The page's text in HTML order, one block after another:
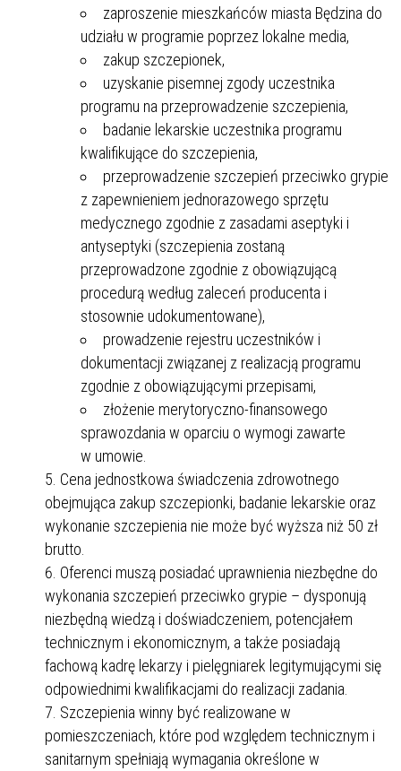
zaproszenie mieszkańców miasta Będzina do
udziału w programie poprzez lokalne media,
zakup szczepionek,
uzyskanie pisemnej zgody uczestnika
programu na przeprowadzenie szczepienia,
badanie lekarskie uczestnika programu
kwalifikujące do szczepienia,
przeprowadzenie szczepień przeciwko grypie
z zapewnieniem jednorazowego sprzętu
medycznego zgodnie z zasadami aseptyki i
antyseptyki (szczepienia zostaną
przeprowadzone zgodnie z obowiązującą
procedurą według zaleceń producenta i
stosownie udokumentowane),
prowadzenie rejestru uczestników i
dokumentacji związanej z realizacją programu
zgodnie z obowiązującymi przepisami,
złożenie merytoryczno-finansowego
sprawozdania w oparciu o wymogi zawarte
w umowie.
Cena jednostkowa świadczenia zdrowotnego
obejmująca zakup szczepionki, badanie lekarskie oraz
wykonanie szczepienia nie może być wyższa niż 50 zł
brutto.
Oferenci muszą posiadać uprawnienia niezbędne do
wykonania szczepień przeciwko grypie – dysponują
niezbędną wiedzą i doświadczeniem, potencjałem
technicznym i ekonomicznym, a także posiadają
fachową kadrę lekarzy i pielęgniarek legitymującymi się
odpowiednimi kwalifikacjami do realizacji zadania.
Szczepienia winny być realizowane w
pomieszczeniach, które pod względem technicznym i
sanitarnym spełniają wymagania określone w